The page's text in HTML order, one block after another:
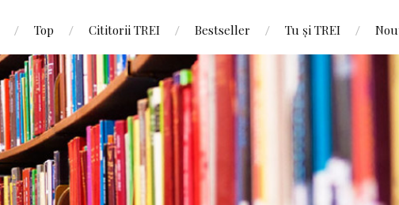
Top Cititorii TREI Bestseller Tu și TREI